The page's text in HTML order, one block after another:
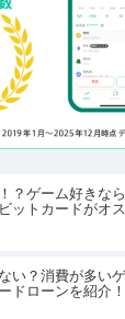
？ゲーム好きな
ットカードがオ
い？消費が多い
ドローンを紹介！